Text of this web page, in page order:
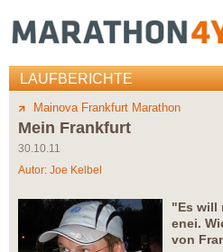
LAUFBERICHTE
Mainova Frankfurt Marathon
Mein Frankfurt
30.10.11
Autor: Joe Kelbel
"Es will
enei.
von